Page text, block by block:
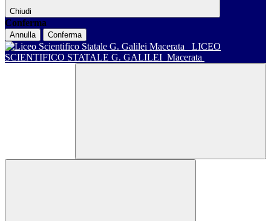
Chiudi
Conferma
Annulla Conferma
LICEO
SCIENTIFICO STATALE G. GALILEI Macerata